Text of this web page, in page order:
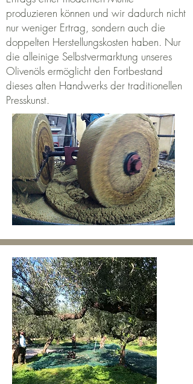
produzieren können und wir dadurch nicht
nur weniger Ertrag, sondern auch die
doppelten Herstellungskosten haben. Nur
die alleinige Selbstvermarktung unseres
Olivenöls ermöglicht den Fortbestand
dieses alten Handwerks der traditionellen
Presskunst.